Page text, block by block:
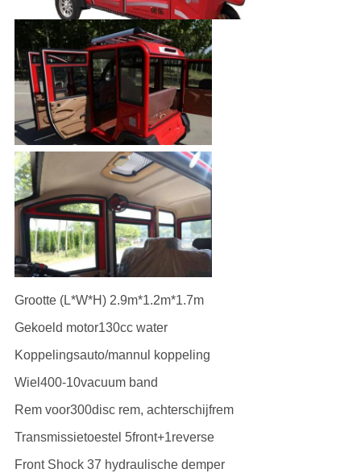
Grootte (L*W*H) 2.9m*1.2m*1.7m
Gekoeld motor130cc water
Koppelingsauto/mannul koppeling
Wiel400-10vacuum band
Rem voor300disc rem, achterschijfrem
Transmissietoestel 5front+1reverse
Front Shock 37 hydraulische demper